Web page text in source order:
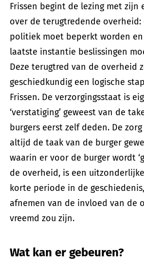
Frissen begint de lezing met zijn
over de terugtredende overheid:
politiek moet beperkt worden
laatste instantie beslissingen
Deze terugtred van de overheid
geschiedkundig een logische
Frissen. De verzorgingsstaat is
‘verstatiging’ geweest van de
burgers eerst zelf deden. De
altijd de taak van de burger
waarin er voor de burger wordt
de overheid, is een
korte periode in de
afnemen van de invloed van de
vreemd zou zijn.
Wat kan er gebeuren?